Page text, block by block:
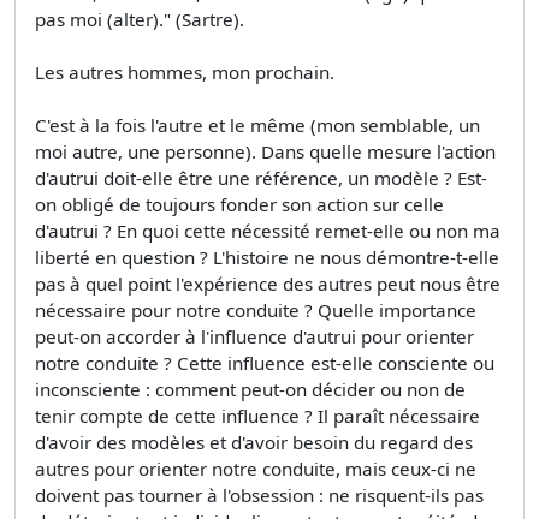
pas moi (alter)." (Sartre).
Les autres hommes, mon prochain.
C'est à la fois l'autre et le même (mon semblable, un
moi autre, une personne). Dans quelle mesure l'action
d'autrui doit-elle être une référence, un modèle ? Est-
on obligé de toujours fonder son action sur celle
d'autrui ? En quoi cette nécessité remet-elle ou non ma
liberté en question ? L'histoire ne nous démontre-t-elle
pas à quel point l'expérience des autres peut nous être
nécessaire pour notre conduite ? Quelle importance
peut-on accorder à l'influence d'autrui pour orienter
notre conduite ? Cette influence est-elle consciente ou
inconsciente : comment peut-on décider ou non de
tenir compte de cette influence ? Il paraît nécessaire
d'avoir des modèles et d'avoir besoin du regard des
autres pour orienter notre conduite, mais ceux-ci ne
doivent pas tourner à l'obsession : ne risquent-ils pas